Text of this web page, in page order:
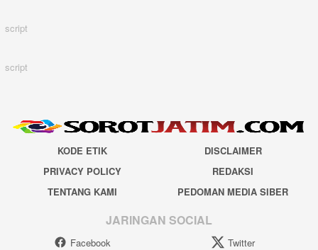
script
script
KODE ETIK
DISCLAIMER
PRIVACY POLICY
REDAKSI
TENTANG KAMI
PEDOMAN MEDIA SIBER
JARINGAN SOCIAL
Facebook
Twitter